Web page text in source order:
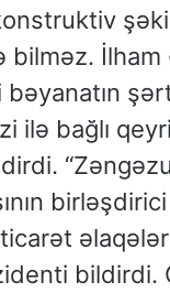
İlham
ilə bağlı
bildirdi.